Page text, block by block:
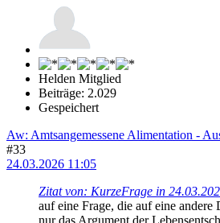
Helden Mitglied
Beiträge: 2.029
Gespeichert
Aw: Amtsangemessene Alimentation -
#33
24.03.2026 11:05
Zitat von: KurzeFrage in
auf eine Frage, die auf eine andere
nur das Argument der